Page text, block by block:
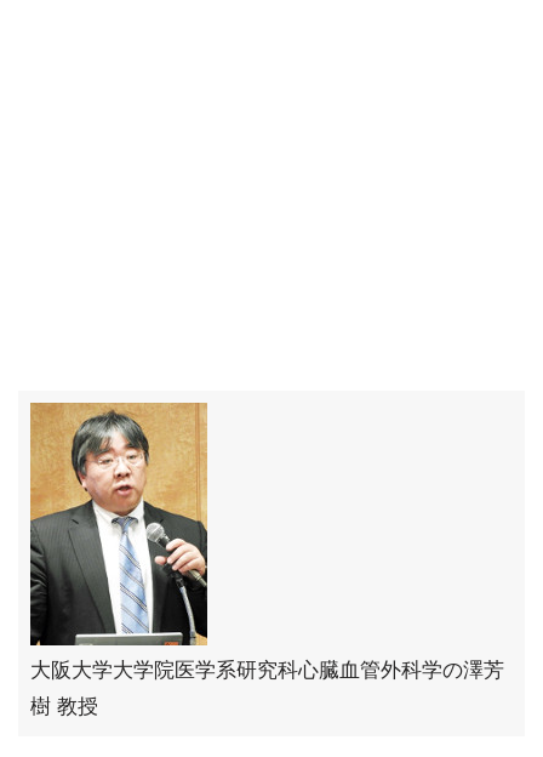
大阪大学大学院医学系研究科心臓血管外科学の澤芳
樹 教授